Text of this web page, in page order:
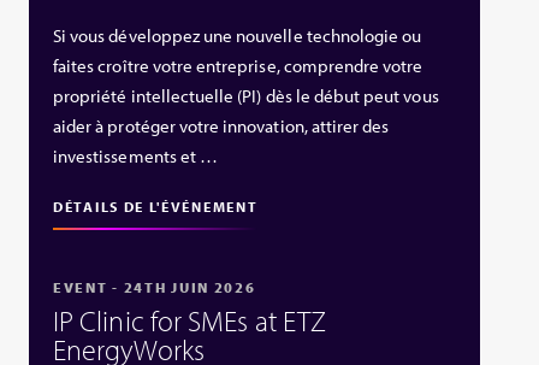
Si vous développez une nouvelle technologie ou
faites croître votre entreprise, comprendre votre
propriété intellectuelle (PI) dès le début peut vous
aider à protéger votre innovation, attirer des
investissements et …
DÉTAILS DE L'ÉVÉNEMENT
EVENT - 24TH JUIN 2026
IP Clinic for SMEs at ETZ
EnergyWorks